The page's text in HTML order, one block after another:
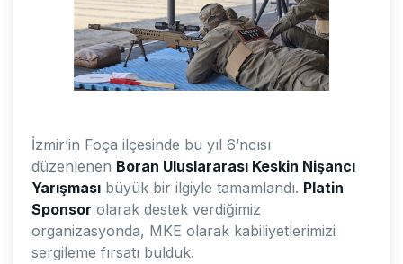
İzmir’in Foça ilçesinde bu yıl 6’ncısı
düzenlenen Boran Uluslararası Keskin Nişancı
Yarışması büyük bir ilgiyle tamamlandı. Platin
Sponsor olarak destek verdiğimiz
organizasyonda, MKE olarak kabiliyetlerimizi
sergileme fırsatı bulduk.